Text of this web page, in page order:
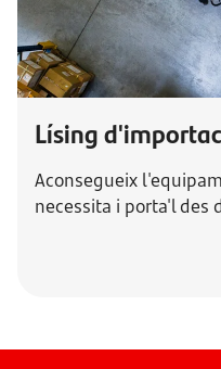
Lísing
Aconsegueix
necessita i porta'l des